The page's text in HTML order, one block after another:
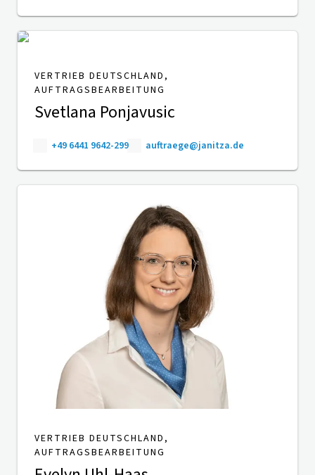
VERTRIEB DEUTSCHLAND,
AUFTRAGSBEARBEITUNG
Svetlana Ponjavusic
+49 6441 9642-299 auftraege@janitza.de
VERTRIEB DEUTSCHLAND,
AUFTRAGSBEARBEITUNG